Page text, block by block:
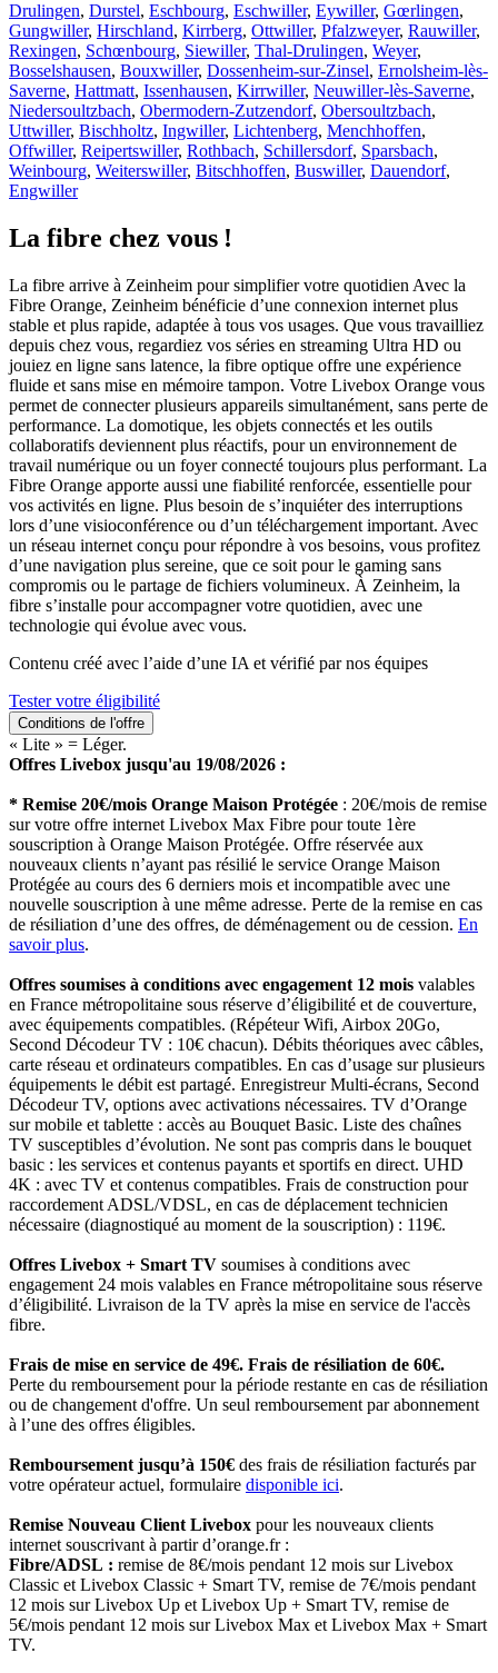
Drulingen, Durstel, Eschbourg, Eschwiller, Eywiller, Gœrlingen,
Gungwiller, Hirschland, Kirrberg, Ottwiller, Pfalzweyer, Rauwiller,
Rexingen, Schœnbourg, Siewiller, Thal-Drulingen, Weyer,
Bosselshausen, Bouxwiller, Dossenheim-sur-Zinsel, Ernolsheim-lès-
Saverne, Hattmatt, Issenhausen, Kirrwiller, Neuwiller-lès-Saverne,
Niedersoultzbach, Obermodern-Zutzendorf, Obersoultzbach,
Uttwiller, Bischholtz, Ingwiller, Lichtenberg, Menchhoffen,
Offwiller, Reipertswiller, Rothbach, Schillersdorf, Sparsbach,
Weinbourg, Weiterswiller, Bitschhoffen, Buswiller, Dauendorf,
Engwiller
La fibre chez vous !
La fibre arrive à Zeinheim pour simplifier votre quotidien Avec la
Fibre Orange, Zeinheim bénéficie d’une connexion internet plus
stable et plus rapide, adaptée à tous vos usages. Que vous travailliez
depuis chez vous, regardiez vos séries en streaming Ultra HD ou
jouiez en ligne sans latence, la fibre optique offre une expérience
fluide et sans mise en mémoire tampon. Votre Livebox Orange vous
permet de connecter plusieurs appareils simultanément, sans perte de
performance. La domotique, les objets connectés et les outils
collaboratifs deviennent plus réactifs, pour un environnement de
travail numérique ou un foyer connecté toujours plus performant. La
Fibre Orange apporte aussi une fiabilité renforcée, essentielle pour
vos activités en ligne. Plus besoin de s’inquiéter des interruptions
lors d’une visioconférence ou d’un téléchargement important. Avec
un réseau internet conçu pour répondre à vos besoins, vous profitez
d’une navigation plus sereine, que ce soit pour le gaming sans
compromis ou le partage de fichiers volumineux. À Zeinheim, la
fibre s’installe pour accompagner votre quotidien, avec une
technologie qui évolue avec vous.
Contenu créé avec l’aide d’une IA et vérifié par nos équipes
Tester votre éligibilité
Conditions de l'offre
« Lite » = Léger.
Offres Livebox jusqu'au 19/08/2026 :
* Remise 20€/mois Orange Maison Protégée : 20€/mois de remise
sur votre offre internet Livebox Max Fibre pour toute 1ère
souscription à Orange Maison Protégée. Offre réservée aux
nouveaux clients n’ayant pas résilié le service Orange Maison
Protégée au cours des 6 derniers mois et incompatible avec une
nouvelle souscription à une même adresse. Perte de la remise en cas
de résiliation d’une des offres, de déménagement ou de cession. En
savoir plus.
Offres soumises à conditions avec engagement 12 mois valables
en France métropolitaine sous réserve d’éligibilité et de couverture,
avec équipements compatibles. (Répéteur Wifi, Airbox 20Go,
Second Décodeur TV : 10€ chacun). Débits théoriques avec câbles,
carte réseau et ordinateurs compatibles. En cas d’usage sur plusieurs
équipements le débit est partagé. Enregistreur Multi-écrans, Second
Décodeur TV, options avec activations nécessaires. TV d’Orange
sur mobile et tablette : accès au Bouquet Basic. Liste des chaînes
TV susceptibles d’évolution. Ne sont pas compris dans le bouquet
basic : les services et contenus payants et sportifs en direct. UHD
4K : avec TV et contenus compatibles. Frais de construction pour
raccordement ADSL/VDSL, en cas de déplacement technicien
nécessaire (diagnostiqué au moment de la souscription) : 119€.
Offres Livebox + Smart TV soumises à conditions avec
engagement 24 mois valables en France métropolitaine sous réserve
d’éligibilité. Livraison de la TV après la mise en service de l'accès
fibre.
Frais de mise en service de 49€. Frais de résiliation de 60€.
Perte du remboursement pour la période restante en cas de résiliation
ou de changement d'offre. Un seul remboursement par abonnement
à l’une des offres éligibles.
Remboursement jusqu’à 150€ des frais de résiliation facturés par
votre opérateur actuel, formulaire disponible ici.
Remise Nouveau Client Livebox pour les nouveaux clients
internet souscrivant à partir d’orange.fr :
Fibre/ADSL : remise de 8€/mois pendant 12 mois sur Livebox
Classic et Livebox Classic + Smart TV, remise de 7€/mois pendant
12 mois sur Livebox Up et Livebox Up + Smart TV, remise de
5€/mois pendant 12 mois sur Livebox Max et Livebox Max + Smart
TV.